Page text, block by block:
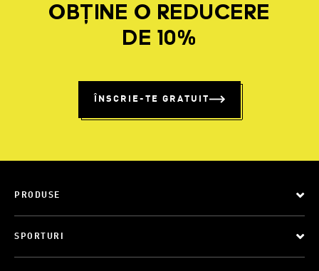
OBȚINE O REDUCERE
DE 10%
ÎNSCRIE-TE GRATUIT
PRODUSE
SPORTURI